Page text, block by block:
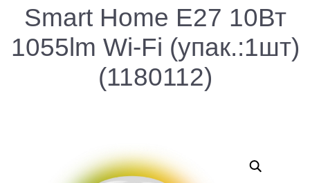
Smart Home E27 10Вт
1055lm Wi-Fi (упак.:1шт)
(1180112)